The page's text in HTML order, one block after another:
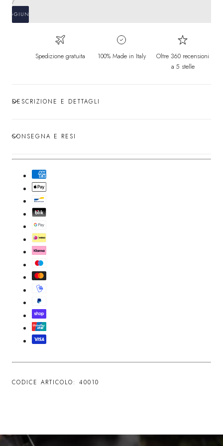
UNITARIO
AGGIUNGI
Spedizione gratuita 100% Made in Italy
Oltre 360 recensioni
a 5 stelle
DESCRIZIONE E DETTAGLI
CONSEGNA E RESI
CODICE ARTICOLO: 40010